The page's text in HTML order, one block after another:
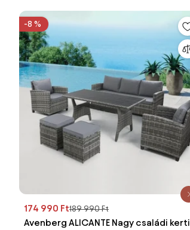
-8 %
174 990 Ft189 990 Ft
Avenberg ALICANTE Nagy családi kerti